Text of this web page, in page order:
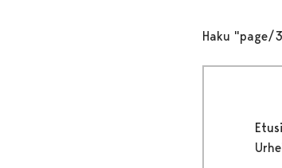
Haku "page/